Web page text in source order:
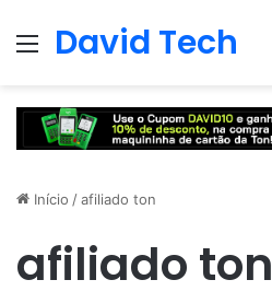
Menu
David Tech
Início /afiliado ton
afiliado ton